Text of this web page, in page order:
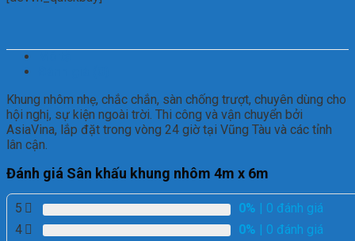
Khung nhôm nhẹ, chắc chắn, sàn chống trượt, chuyên dùng cho
hội nghị, sự kiện ngoài trời. Thi công và vận chuyển bởi
AsiaVina, lắp đặt trong vòng 24 giờ tại Vũng Tàu và các tỉnh
lân cận.
Đánh giá Sân khấu khung nhôm 4m x 6m
5 0% | 0 đánh giá
4
0% | 0 đánh giá